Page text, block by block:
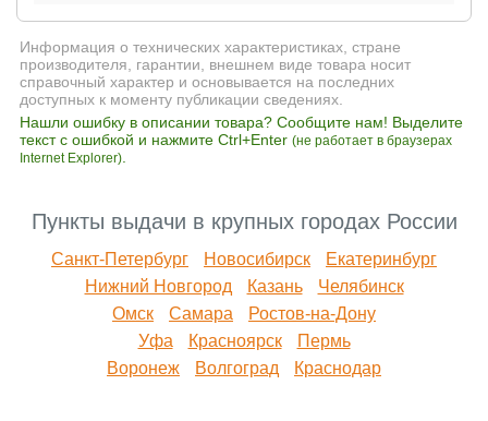
Информация о технических характеристиках, стране
производителя, гарантии, внешнем виде товара носит
справочный характер и основывается на последних
доступных к моменту публикации сведениях.
Нашли ошибку в описании товара? Сообщите нам! Выделите
текст с ошибкой и нажмите Ctrl+Enter (не работает в браузерах
Internet Explorer)
Пункты выдачи в крупных городах России
Санкт-Петербург Новосибирск
Екатеринбург
Нижний Новгород
Казань
Челябинск
Омск
Самара
Ростов-на-Дону
Уфа
Красноярск
Пермь
Воронеж
Волгоград Краснодар